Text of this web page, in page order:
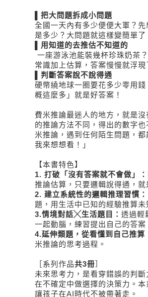
把大問題拆成小問題
全國一天內有多少便便大軍？
是多少？大問題就這樣變簡單了
用知道的去推估不知道的
一座游泳池能裝幾杯珍珠奶茶
常識加上估算，答案慢慢就浮現
判斷答案說不說得通
硬幣繞地球一圈要花多少零用
概這麼多」就是好答案！
費米推論最迷人的地方，就是
的推論方法不同，得出的數字
米推論，遇到任何陌生問題，
我來想想看！」
【本書特色】
1. 打破「沒有答案就不會做」：
推論估算，只要邏輯說得通，就
2. 建立系統性的邏輯推理習慣：
題，用生活中已知的經驗推算未
3.情境對話╳生活題目： 透過輕
一起動腦，練習提出自己的答案
4.延伸類題，從看懂到自己推算
米推論的思考過程。
［系列作品共3冊
未來思考力，是看穿錯誤的判
在不確定中做選擇的決策力。
讓孩子在AI時代不被帶著走。